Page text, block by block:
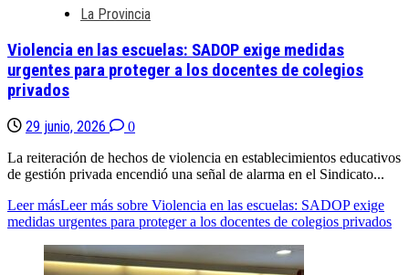
La Provincia
Violencia en las escuelas: SADOP exige medidas
urgentes para proteger a los docentes de colegios
privados
29 junio, 2026
0
La reiteración de hechos de violencia en establecimientos educativos
de gestión privada encendió una señal de alarma en el Sindicato...
Leer másLeer más sobre Violencia en las escuelas: SADOP exige
medidas urgentes para proteger a los docentes de colegios privados